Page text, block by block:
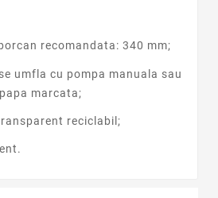
recomandata: 340 mm;
umfla cu pompa manuala sau
marcata;
reciclabil;